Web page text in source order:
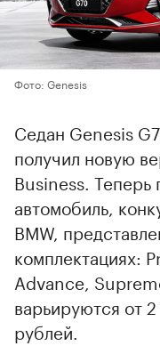
Фото: Genesis
Седан Genesis
получил новую
Business.
автомобиль,
BMW,
комплектациях:
Advance,
варьируются от
рублей.